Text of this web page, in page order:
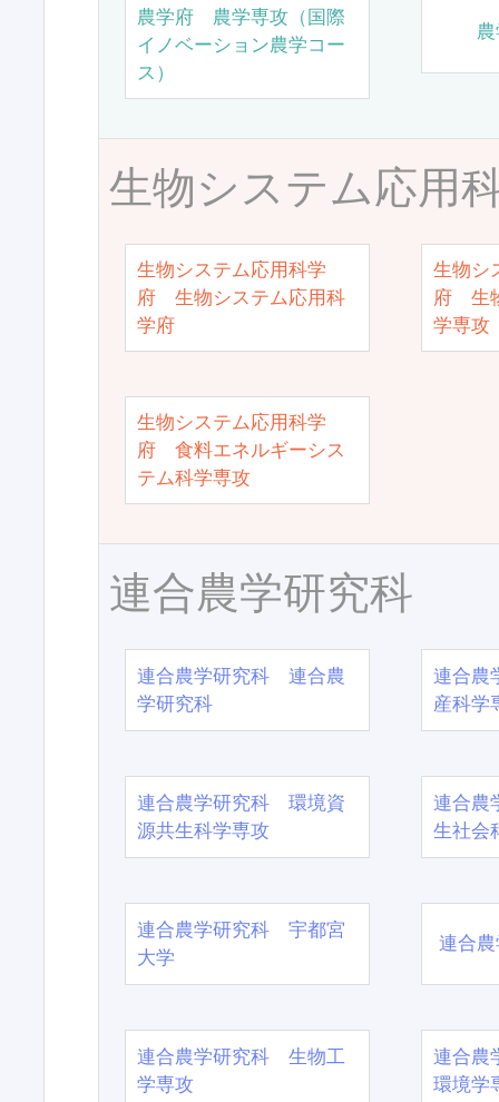
農学府 農学専攻（国際
イノベーション農学コー
ス）
生物システム応用
生物システム応用科学
府 生物システム応用科
学府
生物シ
府 生
学専攻
生物システム応用科学
府 食料エネルギーシス
テム科学専攻
連合農学研究科
連合農学研究科 連合農
学研究科
連合農
産科学
連合農学研究科 環境資
源共生科学専攻
連合農
生社会
連合農学研究科 宇都宮
大学
連合
連合農学研究科 生物工
学専攻
連合農
環境学